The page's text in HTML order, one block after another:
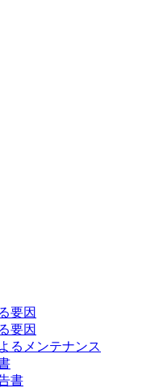
要因
要因
るメンテナンス
書